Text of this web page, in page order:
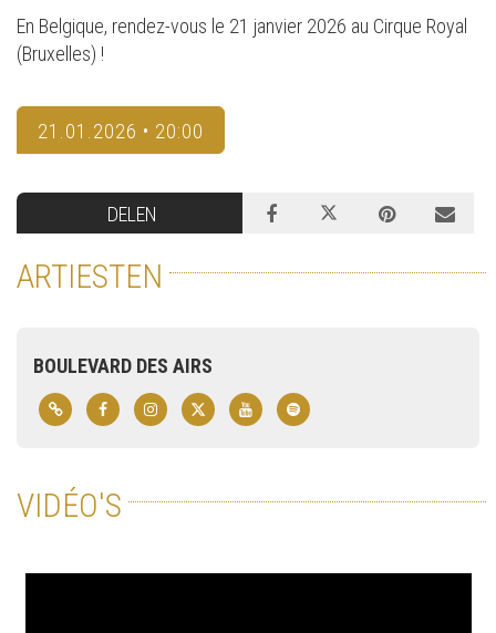
En Belgique, rendez-vous le 21 janvier 2026 au Cirque Royal
(Bruxelles) !
21.01.2026 • 20:00
DELEN
ARTIESTEN
BOULEVARD DES AIRS
VIDÉO'S